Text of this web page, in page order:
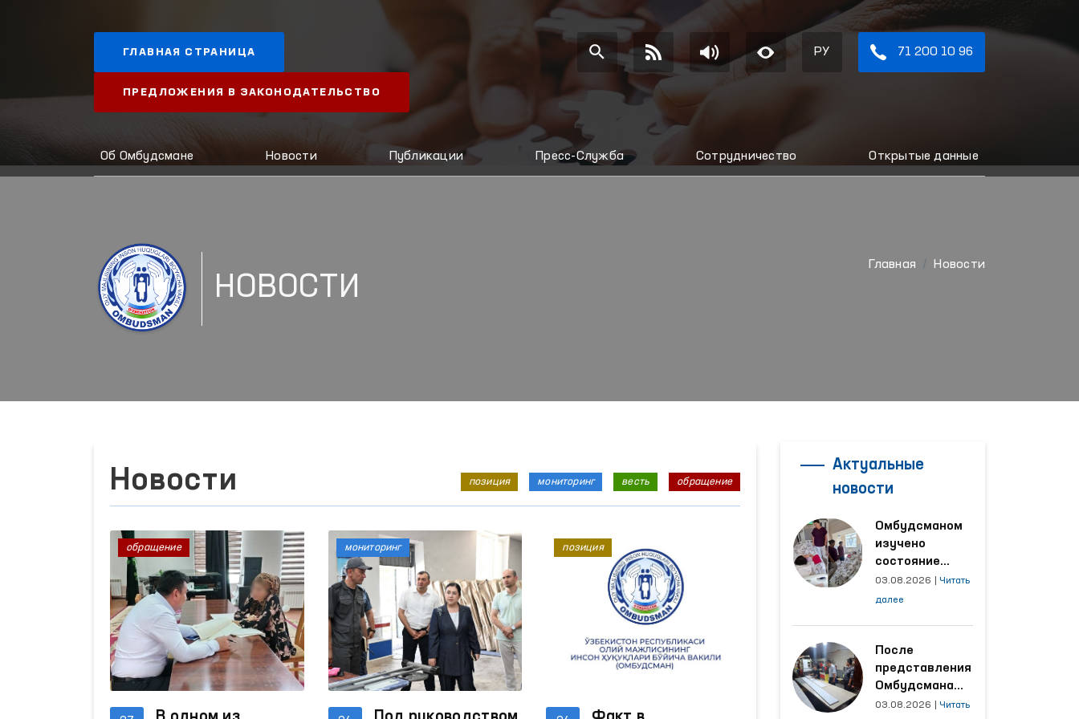
ГЛАВНАЯ СТРАНИЦА
ПРЕДЛОЖЕНИЯ В ЗАКОНОДАТЕЛЬСТВО
РУ 71 200 10 96
Об Омбудсмане Новости Публикации Пресс-Служба Сотрудничество Открытые данные
НОВОСТИ
Главная Новости
Новости позиция мониторинг весть обращение
обращение мониторинг позиция
Актуальные
новости
Омбудсманом
изучено
состояние
женщины,
пострадавшей от
области
03.08.2026
Читать
далее
После
представления
Омбудсмана
улучшены
03.08.2026
Читать